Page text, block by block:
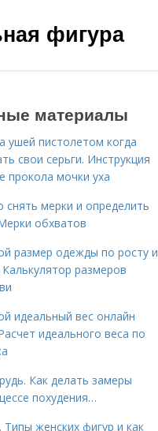
фигура
материалы
ушей пистолетом когда
свои серьги. Инструкция
прокола мочки уха
снять мерки и определить
обхватов
размер одежды по росту и
размеров
идеальный вес онлайн
идеального веса по
Как делать замеры
похудения…
Типы женских фигур и как